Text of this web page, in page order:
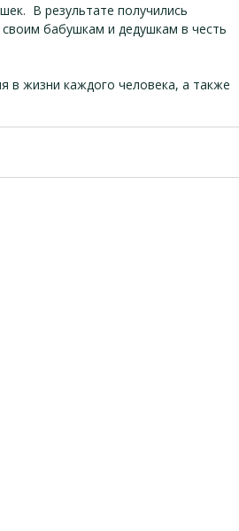
В результате получились
бабушкам и дедушкам в честь
в жизни каждого человека, а также